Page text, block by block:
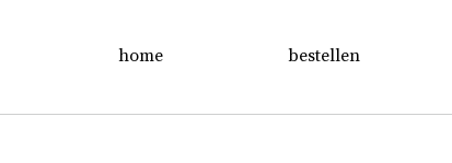
home bestellen